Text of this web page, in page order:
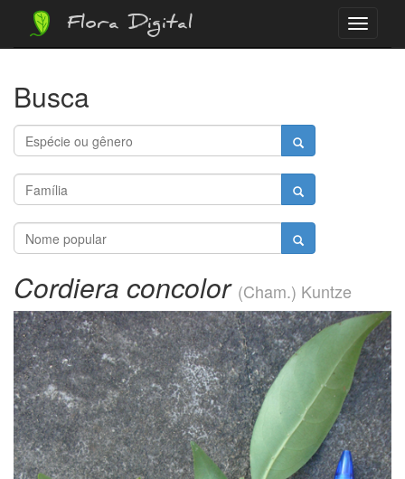
Menu
Flora Digital
Busca
Cordiera concolor (Cham.) Kuntze